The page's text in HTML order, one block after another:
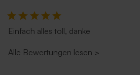
Einfach alles toll, danke
Alle Bewertungen lesen >